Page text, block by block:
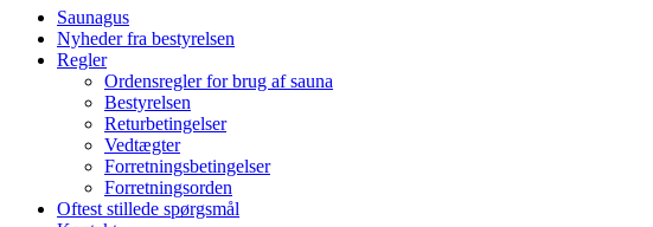
Saunagus
Nyheder fra bestyrelsen
Regler
Ordensregler for brug af sauna
Bestyrelsen
Returbetingelser
Vedtægter
Forretningsbetingelser
Forretningsorden
Oftest stillede spørgsmål